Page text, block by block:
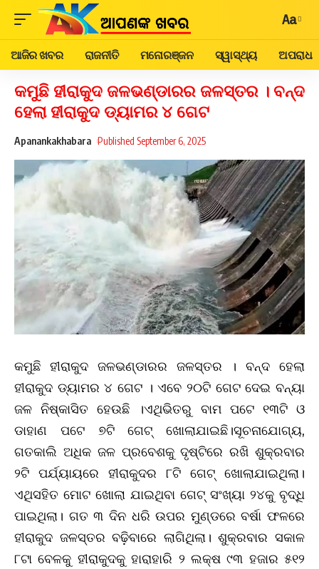
Aa
ଆଜିର ଖବର ରାଜନୀତି ମନୋରଞ୍ଜନ ସ୍ୱାସ୍ଥ୍ୟ ଅପରାଧ
କମୁଛି ହୀରାକୁଦ ଜଳଭଣ୍ଡାରର ଜଳସ୍ତର । ବନ୍ଦ
ହେଲା ହୀରାକୁଦ ଡ୍ୟାମର ୪ ଗେଟ
Apanankakhabara Published September 6, 2025
କମୁଛି ହୀରାକୁଦ ଜଳଭଣ୍ଡାରର ଜଳସ୍ତର । ବନ୍ଦ ହେଲା
ହୀରାକୁଦ ଡ୍ୟାମର ୪ ଗେଟ । ଏବେ ୨୦ଟି ଗେଟ ଦେଇ ବନ୍ୟା
ଜଳ ନିଷ୍କାସିତ ହେଉଛି ।ଏଥିଭିତରୁ ବାମ ପଟେ ୧୩ଟି ଓ
ଡାହାଣ ପଟେ ୭ଟି ଗେଟ୍ ଖୋଲାଯାଇଛି।ସୂଚନାଯୋଗ୍ୟ,
ଗତକାଲି ଅଧିକ ଜଳ ପ୍ରବେଶକୁ ଦୃଷ୍ଟିରେ ରଖି ଶୁକ୍ରବାର
୨ଟି ପର୍ଯ୍ୟାୟରେ ହୀରାକୁଦର ୮ଟି ଗେଟ୍‌ ଖୋଲାଯାଇଥିଲା।
ଏଥିସହିତ ମୋଟ ଖୋଲା ଯାଇଥିବା ଗେଟ୍‌ ସଂଖ୍ୟା ୨୪କୁ ବୃଦ୍ଧି
ପାଇଥିଲା। ଗତ ୩ ଦିନ ଧରି ଉପର ମୁଣ୍ଡରେ ବର୍ଷା ଫଳରେ
ହୀରାକୁଦ ଜଳସ୍ତର ବଢ଼ିବାରେ ଲାଗିଥିଲା। ଶୁକ୍ରବାର ସକାଳ
୮ଟା ବେଳକୁ ହୀରାକୁଦକୁ ହାରାହାରି ୨ ଲକ୍ଷ ୯୩ ହଜାର ୫୧୨